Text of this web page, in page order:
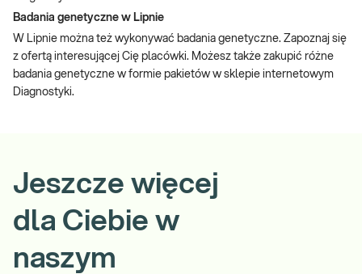
Badania genetyczne w Lipnie
W Lipnie można też wykonywać badania genetyczne. Zapoznaj się
z ofertą interesującej Cię placówki. Możesz także zakupić różne
badania genetyczne w formie pakietów w sklepie internetowym
Diagnostyki.
Jeszcze więcej
dla Ciebie w
naszym